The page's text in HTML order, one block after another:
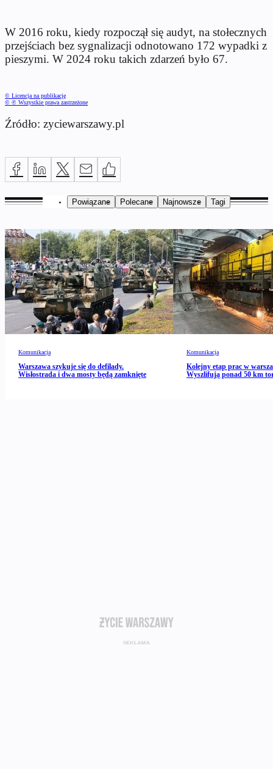
W 2016 roku, kiedy rozpoczął się audyt, na stołecznych
przejściach bez sygnalizacji odnotowano 172 wypadki z
pieszymi. W 2024 roku takich zdarzeń było 67.
© Licencja na publikację
© ℗ Wszystkie prawa zastrzeżone
Źródło: zyciewarszawy.pl
Powiązane Polecane Najnowsze Tagi
Komunikacja
Warszawa szykuje się do defilady.
Wisłostrada i dwa mosty będą zamknięte
Komunikacja
Kolejny etap prac w
Wyszlifują ponad 50 km